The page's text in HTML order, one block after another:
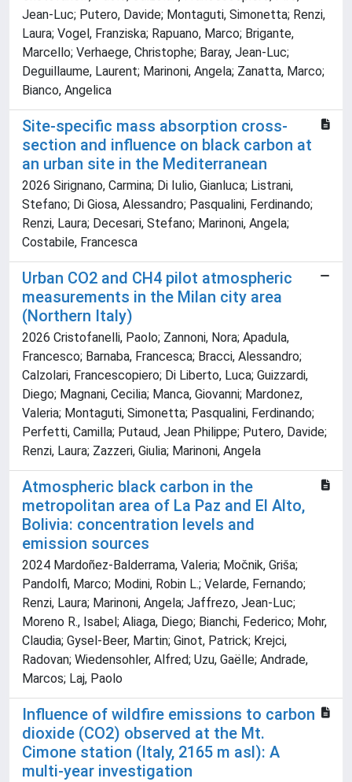
Jean-Luc; Putero, Davide; Montaguti, Simonetta; Renzi,
Laura; Vogel, Franziska; Rapuano, Marco; Brigante,
Marcello; Verhaege, Christophe; Baray, Jean-Luc;
Deguillaume, Laurent; Marinoni, Angela; Zanatta, Marco;
Bianco, Angelica
Site-specific mass absorption cross-
section and influence on black carbon at
an urban site in the Mediterranean
2026 Sirignano, Carmina; Di Iulio, Gianluca; Listrani,
Stefano; Di Giosa, Alessandro; Pasqualini, Ferdinando;
Renzi, Laura; Decesari, Stefano; Marinoni, Angela;
Costabile, Francesca
Urban CO2 and CH4 pilot atmospheric
measurements in the Milan city area
(Northern Italy)
2026 Cristofanelli, Paolo; Zannoni, Nora; Apadula,
Francesco; Barnaba, Francesca; Bracci, Alessandro;
Calzolari, Francescopiero; Di Liberto, Luca; Guizzardi,
Diego; Magnani, Cecilia; Manca, Giovanni; Mardonez,
Valeria; Montaguti, Simonetta; Pasqualini, Ferdinando;
Perfetti, Camilla; Putaud, Jean Philippe; Putero, Davide;
Renzi, Laura; Zazzeri, Giulia; Marinoni, Angela
Atmospheric black carbon in the
metropolitan area of La Paz and El Alto,
Bolivia: concentration levels and
emission sources
2024 Mardoñez-Balderrama, Valeria; Močnik, Griša;
Pandolfi, Marco; Modini, Robin L.; Velarde, Fernando;
Renzi, Laura; Marinoni, Angela; Jaffrezo, Jean-Luc;
Moreno R., Isabel; Aliaga, Diego; Bianchi, Federico; Mohr,
Claudia; Gysel-Beer, Martin; Ginot, Patrick; Krejci,
Radovan; Wiedensohler, Alfred; Uzu, Gaëlle; Andrade,
Marcos; Laj, Paolo
Influence of wildfire emissions to carbon
dioxide (CO2) observed at the Mt.
Cimone station (Italy, 2165 m asl): A
multi-year investigation